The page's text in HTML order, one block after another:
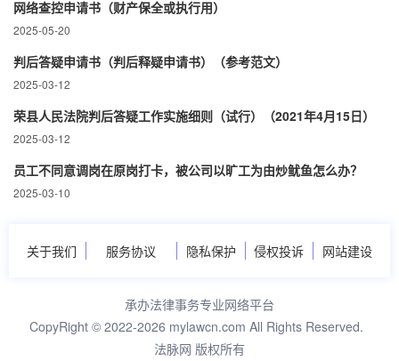
网络查控申请书（财产保全或执行用）
2025-05-20
判后答疑申请书（判后释疑申请书）（参考范文）
2025-03-12
荣县人民法院判后答疑工作实施细则（试行）（2021年4月15日）
2025-03-12
员工不同意调岗在原岗打卡，被公司以旷工为由炒鱿鱼怎么办？
2025-03-10
关于我们 服务协议 隐私保护 侵权投诉 网站建设
承办法律事务专业网络平台
CopyRight © 2022-2026 mylawcn.com All Rights Reserved.
法脉网 版权所有